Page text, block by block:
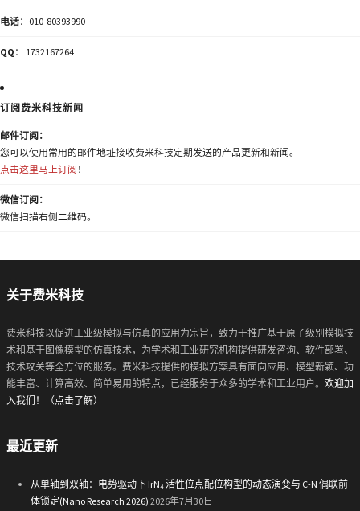
电话：010-80393990
QQ ： 1732167264
订阅费米科技新闻
邮件订阅：
您可以使用常用的邮件地址接收费米科技定期发送的产品更新和新闻。
点击这里马上订阅 ！
微信订阅：
微信扫描右侧二维码。
关于费米科技
费米科技以促进工业级模拟与仿真的应用为宗旨，致力于推广基于原子级别模拟技
术和基于图像模型的仿真技术，为学术和工业研究机构提供研发咨询、软件部署、
技术攻关等全方位的服务。费米科技提供的模拟方案具有面向应用、模型新颖、功
能丰富、计算高效、简单易用的特点，已经服务于众多的学术和工业用户。 欢迎加
入我们！（点击了解）
最近更新
从单轴到双轴：电势驱动下 IrN₄ 活性位点配位构型的动态演变与 C-N 偶联前
体锁定(Nano Research 2026) 2026年7月30日